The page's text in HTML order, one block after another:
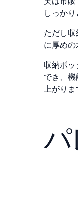
しっかり
ただし
に厚めの
収納ボ
でき、
上がりま
パ